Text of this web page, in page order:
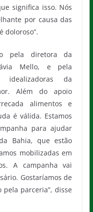
significa isso. Nós
por causa das
doloroso”.
pela diretora da
Mello, e pela
idealizadoras da
Além do apoio
alimentos e
é válida. Estamos
para ajudar
Bahia, que estão
mobilizadas em
A campanha vai
Gostaríamos de
parceria”, disse